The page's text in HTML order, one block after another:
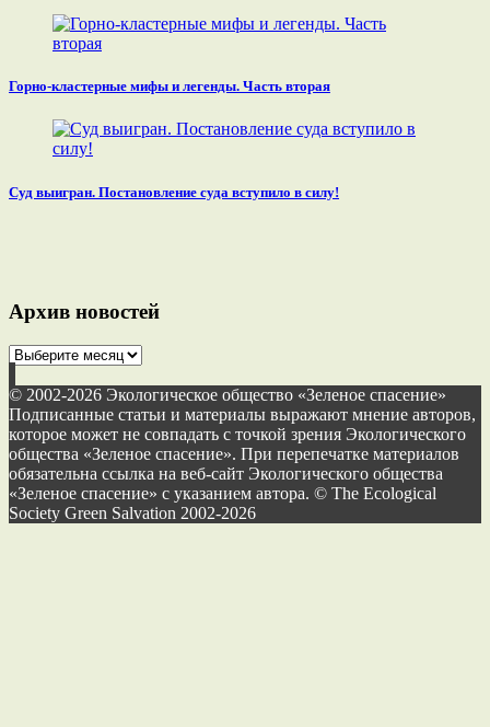
Горно-кластерные мифы и легенды. Часть вторая
Суд выигран. Постановление суда вступило в силу!
Архив новостей
Архив
© 2002-2026 Экологическое общество «Зеленое спасение»
Подписанные статьи и материалы выражают мнение авторов,
которое может не совпадать с точкой зрения Экологического
общества «Зеленое спасение». При перепечатке материалов
обязательна ссылка на веб-сайт Экологического общества
«Зеленое спасение» с указанием автора. © The Ecological
Society Green Salvation 2002-2026